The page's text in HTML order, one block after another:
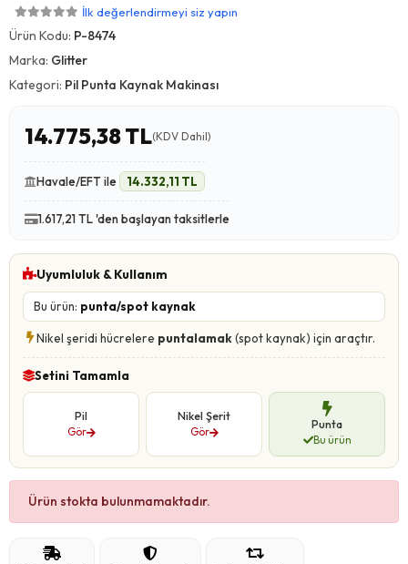
İlk değerlendirmeyi siz yapın
Ürün Kodu: P-8474
Marka: Glitter
Kategori: Pil Punta Kaynak Makinası
14.775,38 TL(KDV Dahil)
Havale/EFT ile 14.332,11 TL
1.617,21 TL 'den başlayan taksitlerle
Uyumluluk & Kullanım
Bu ürün: punta/spot kaynak
Nikel şeridi hücrelere puntalamak(spot kaynak) için araçtır.
Setini Tamamla
Pil
Gör
Nikel Şerit
Gör
Punta
Bu ürün
Ürün stokta bulunmamaktadır.